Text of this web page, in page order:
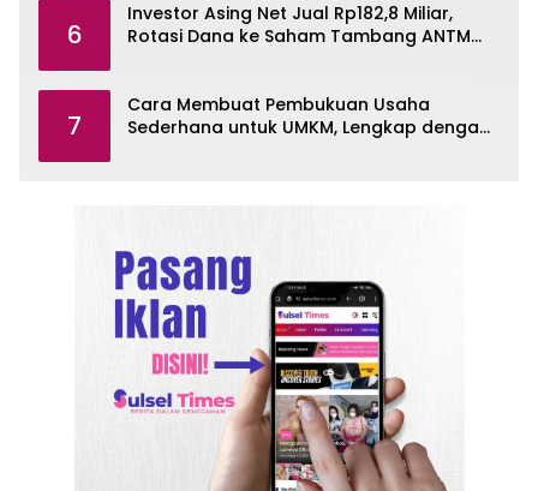
6
Investor Asing Net Jual Rp182,8 Miliar,
Rotasi Dana ke Saham Tambang ANTM
7
Cara Membuat Pembukuan Usaha
Sederhana untuk UMKM, Lengkap dengan